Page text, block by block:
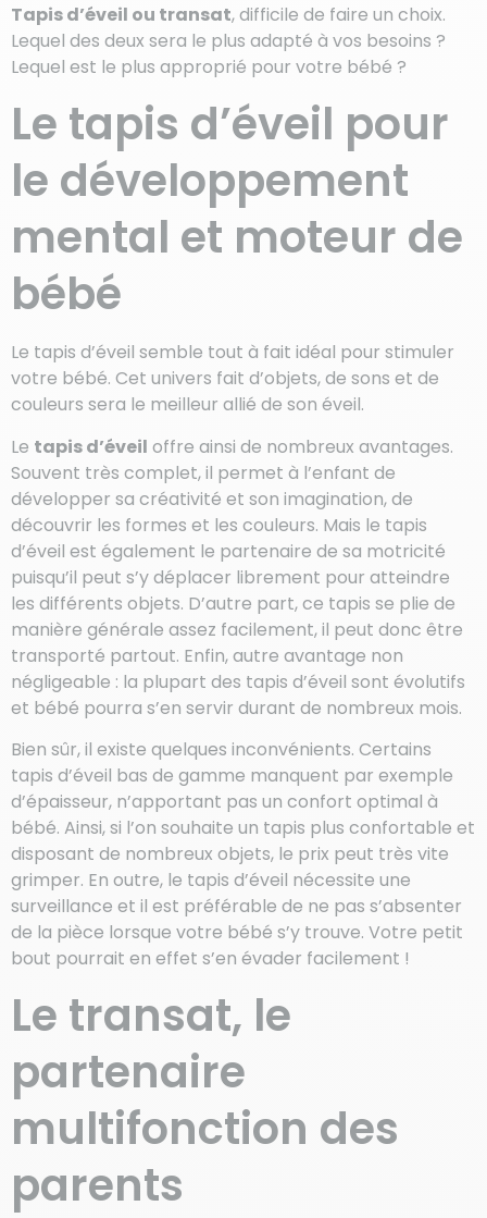
Tapis d’éveil ou transat, difficile de faire un choix.
Lequel des deux sera le plus adapté à vos besoins ?
Lequel est le plus approprié pour votre bébé ?
Le tapis d’éveil pour
le développement
mental et moteur de
bébé
Le tapis d’éveil semble tout à fait idéal pour stimuler
votre bébé. Cet univers fait d’objets, de sons et de
couleurs sera le meilleur allié de son éveil.
Le tapis d’éveil offre ainsi de nombreux avantages.
Souvent très complet, il permet à l’enfant de
développer sa créativité et son imagination, de
découvrir les formes et les couleurs. Mais le tapis
d’éveil est également le partenaire de sa motricité
puisqu’il peut s’y déplacer librement pour atteindre
les différents objets. D’autre part, ce tapis se plie de
manière générale assez facilement, il peut donc être
transporté partout. Enfin, autre avantage non
négligeable : la plupart des tapis d’éveil sont évolutifs
et bébé pourra s’en servir durant de nombreux mois.
Bien sûr, il existe quelques inconvénients. Certains
tapis d’éveil bas de gamme manquent par exemple
d’épaisseur, n’apportant pas un confort optimal à
bébé. Ainsi, si l’on souhaite un tapis plus confortable et
disposant de nombreux objets, le prix peut très vite
grimper. En outre, le tapis d’éveil nécessite une
surveillance et il est préférable de ne pas s’absenter
de la pièce lorsque votre bébé s’y trouve. Votre petit
bout pourrait en effet s’en évader facilement !
Le transat, le
partenaire
multifonction des
parents